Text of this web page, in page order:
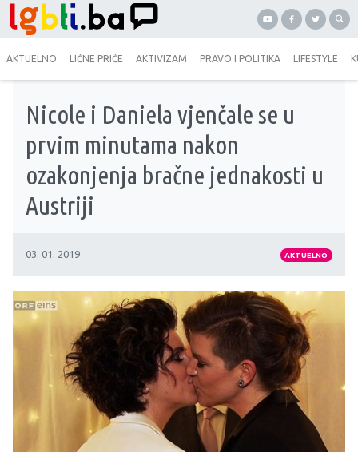
AKTUELNO LIČNE PRIČE AKTIVIZAM PRAVO I POLITIKA LIFESTYLE
Nicole i Daniela vjenčale se u
prvim minutama nakon
ozakonjenja bračne jednakosti u
Austriji
03. 01. 2019 AKTUELNO